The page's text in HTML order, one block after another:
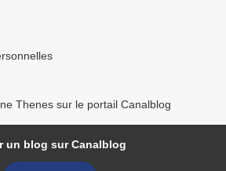
Thenes sur le portail Canalblog
un blog sur Canalblog